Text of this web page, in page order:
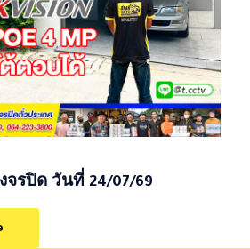
จรปิด วันที่ 24/07/69